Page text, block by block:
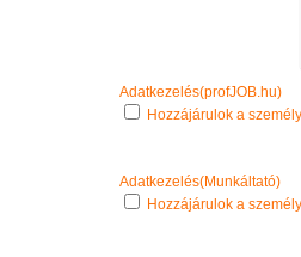
Adatkezelés(profJOB.hu)
Hozzájárulok a
Adatkezelés(Munkáltató)
Hozzájárulok a